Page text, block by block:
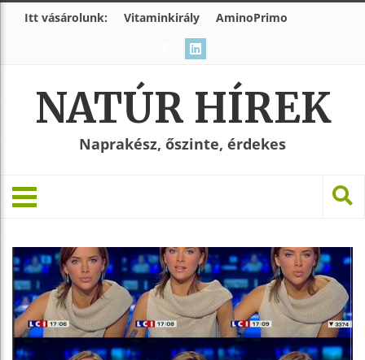
Itt vásárolunk: Vitaminkirály AminoPrimo
NATÚR HÍREK
Naprakész, őszinte, érdekes